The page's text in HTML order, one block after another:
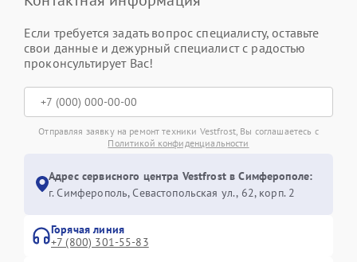
Если требуется задать вопрос специалисту, оставьте
свои данные и дежурный специалист с радостью
проконсультирует Вас!
Отправляя заявку на ремонт техники Vestfrost, Вы соглашаетесь с
Политикой конфиденциальности
Адрес сервисного центра Vestfrost в Симферополе:
г. Симферополь, Севастопольская ул., 62, корп. 2
Горячая линия
+7 (800) 301-55-83